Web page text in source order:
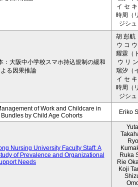
イ セ
時周（
ジシ
：大阪中小学校スマホ持込規制の緩和
る因果推論
胡 彭航
ウ コ
耀霖（
ウ リ
瑞汐（
イ セ
時周（
ジシ
of Work and Childcare in
by Child Age Cohorts
Eriko
Nursing University Faculty Staff: A
of Prevalence and Organizational
Needs
Ruka
Rie
Koji